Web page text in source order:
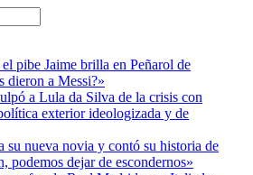
pibe Jaime brilla en Peñarol de
dieron a Messi?»
a Lula da Silva de la crisis con
exterior ideologizada y de
su nueva novia y contó su historia de
podemos dejar de escondernos»